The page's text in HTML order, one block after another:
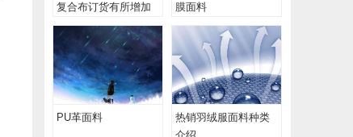
复合布订货有所增加
膜面料
PU革面料
热销羽绒服面料​种类